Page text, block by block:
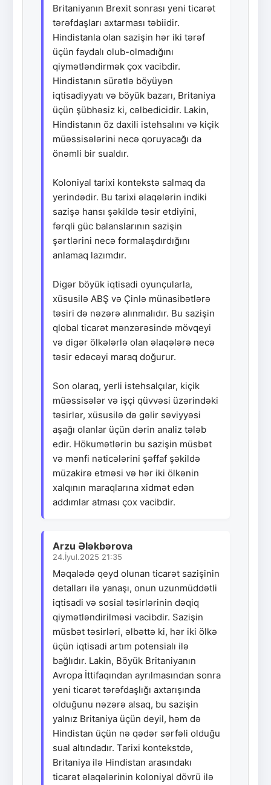
Britaniyanın Brexit sonrası yeni ticarət
tərəfdaşları axtarması təbiidir.
Hindistanla olan sazişin hər iki tərəf
üçün faydalı olub-olmadığını
qiymətləndirmək çox vacibdir.
Hindistanın sürətlə böyüyən
iqtisadiyyatı və böyük bazarı, Britaniya
üçün şübhəsiz ki, cəlbedicidir. Lakin,
Hindistanın öz daxili istehsalını və kiçik
müəssisələrini necə qoruyacağı da
önəmli bir sualdır.
Koloniyal tarixi kontekstə salmaq da
yerindədir. Bu tarixi əlaqələrin indiki
sazişə hansı şəkildə təsir etdiyini,
fərqli güc balanslarının sazişin
şərtlərini necə formalaşdırdığını
anlamaq lazımdır.
Digər böyük iqtisadi oyunçularla,
xüsusilə ABŞ və Çinlə münasibətlərə
təsiri də nəzərə alınmalıdır. Bu sazişin
qlobal ticarət mənzərəsində mövqeyi
və digər ölkələrlə olan əlaqələrə necə
təsir edəcəyi maraq doğurur.
Son olaraq, yerli istehsalçılar, kiçik
müəssisələr və işçi qüvvəsi üzərindəki
təsirlər, xüsusilə də gəlir səviyyəsi
aşağı olanlar üçün dərin analiz tələb
edir. Hökumətlərin bu sazişin müsbət
və mənfi nəticələrini şəffaf şəkildə
müzakirə etməsi və hər iki ölkənin
xalqının maraqlarına xidmət edən
addımlar atması çox vacibdir.
Arzu Ələkbərova
24.İyul.2025 21:35
Məqalədə qeyd olunan ticarət sazişinin
detalları ilə yanaşı, onun uzunmüddətli
iqtisadi və sosial təsirlərinin dəqiq
qiymətləndirilməsi vacibdir. Sazişin
müsbət təsirləri, əlbəttə ki, hər iki ölkə
üçün iqtisadi artım potensialı ilə
bağlıdır. Lakin, Böyük Britaniyanın
Avropa İttifaqından ayrılmasından sonra
yeni ticarət tərəfdaşlığı axtarışında
olduğunu nəzərə alsaq, bu sazişin
yalnız Britaniya üçün deyil, həm də
Hindistan üçün nə qədər sərfəli olduğu
sual altındadır. Tarixi kontekstdə,
Britaniya ilə Hindistan arasındakı
ticarət əlaqələrinin koloniyal dövrü ilə